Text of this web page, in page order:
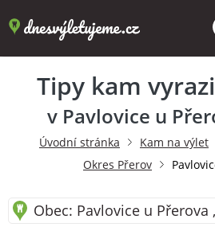
Tipy kam
v Pavlovice u
Úvodní stránka Kam na výlet
Okres Přerov
Obec: Pavlovice u Přerova